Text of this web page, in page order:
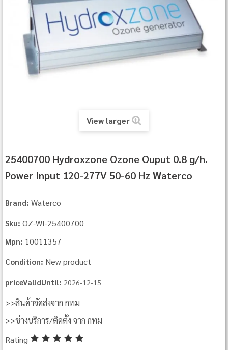
View larger
25400700 Hydroxzone Ozone Ouput 0.8 g/h.
Power Input 120-277V 50-60 Hz Waterco
Brand: Waterco
Sku: OZ-WI-25400700
Mpn: 10011357
Condition: New product
priceValidUntil: 2026-12-15
>>สินค้าจัดส่งจาก กทม
>>ช่างบริการ/ติดตั้ง จาก กทม
Rating